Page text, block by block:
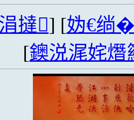
撻] [妫€绱
[鐭涚浘姹熸